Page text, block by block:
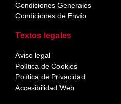
Condiciones Generales
Condiciones de Envío
Textos legales
Aviso legal
Política de Cookies
Política de Privacidad
Accesibilidad Web